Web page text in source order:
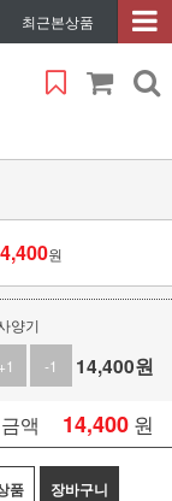
최근본상품
원
양기
+1
-1 14,400원
액 14,400 원
품 장바구니